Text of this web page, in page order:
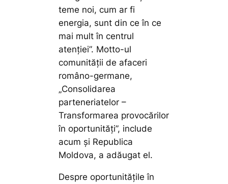
teme noi, cum ar fi
energia, sunt din ce în ce
mai mult în centrul
atenției”. Motto-ul
comunității de afaceri
româno-germane,
„Consolidarea
parteneriatelor –
Transformarea provocărilor
în oportunități”, include
acum și Republica
Moldova, a adăugat el.
Despre oportunitățile în